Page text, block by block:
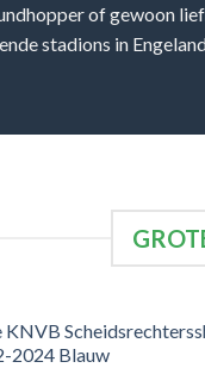
of gewoon
stadions in
KNVB
2024 Blauw